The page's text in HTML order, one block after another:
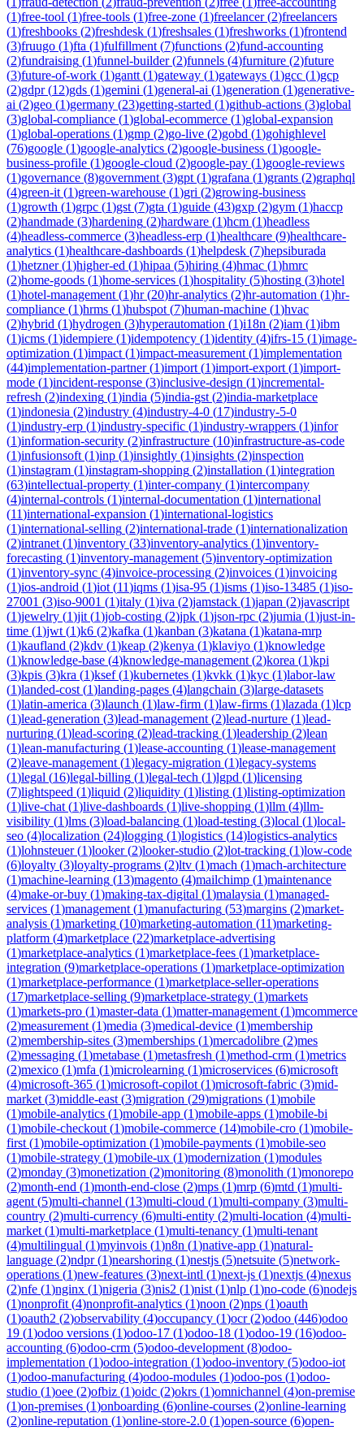
(1)free-tool (1)free-tools (1)free-zone (1)freelancer(2)freelancers
(1)freshbooks (2)freshdesk (1)freshsales (1)freshworks (1)frontend
(3)fruugo (1)fta (1)fulfillment (7)functions (2)fund-accounting
(2)fundraising (1)funnel-builder(2)funnels (4)furniture (2)future
(3)future-of-work (1)gantt (1)gateway (1)gateways (1)gcc (1)gcp
(2)gdpr(12)gds (1)gemini (1)general-ai (1)generation (1)generative-
ai (2)geo (1)germany (23)getting-started (1)github-actions (3)global
(3)global-compliance (1)global-ecommerce (1)global-expansion
(1)global-operations (1)gmp (2)go-live (2)gobd (1)gohighlevel
(76)google (1)google-analytics (2)google-business (1)google-
business-profile (1)google-cloud (2)google-pay (1)google-reviews
(1)governance (8)government (3)gpt (1)grafana (1)grants (2)graphql
(4)green-it (1)green-warehouse (1)gri (2)growing-business
(1)growth (1)grpc (1)gst (7)gta (1)guide (43)gxp (2)gym (1)haccp
(2)handmade (3)hardening (2)hardware (1)hcm (1)headless
(4)headless-commerce (3)headless-erp (1)healthcare (9)healthcare-
analytics (1)healthcare-dashboards (1)helpdesk (7)hepsiburada
(1)hetzner(1)higher-ed (1)hipaa (5)hiring (4)hmac (1)hmrc
(2)home-goods (1)home-services (1)hospitality (5)hosting (3)hotel
(1)hotel-management (1)hr(20)hr-analytics (2)hr-automation (1)hr-
compliance (1)hrms (1)hubspot (7)human-machine (1)hvac
(2)hybrid (1)hydrogen (3)hyperautomation (1)i18n (2)iam (1)ibm
(1)icms (1)idempiere (1)idempotency (1)identity (4)ifrs-15 (1)image-
optimization (1)impact (1)impact-measurement (1)implementation
(44)implementation-partner(1)import (1)import-export (1)import-
mode (1)incident-response (3)inclusive-design (1)incremental-
refresh (2)indexing (1)india (5)india-gst (2)india-marketplace
(1)indonesia (2)industry (4)industry-4-0 (17)industry-5-0
(1)industry-erp (1)industry-specific (1)industry-wrappers (1)infor
(1)information-security (2)infrastructure (10)infrastructure-as-code
(1)infusionsoft (1)inp (1)insightly (1)insights (2)inspection
(1)instagram (1)instagram-shopping (2)installation (1)integration
(63)intellectual-property (1)inter-company (1)intercompany
(4)internal-controls (1)internal-documentation (1)international
(11)international-expansion (1)international-logistics
(1)international-selling (2)international-trade (1)internationalization
(2)intranet (1)inventory (33)inventory-analytics (1)inventory-
forecasting (1)inventory-management (5)inventory-optimization
(1)inventory-sync (4)invoice-processing (2)invoices (1)invoicing
(1)ios-android (1)iot (11)iqms (1)isa-95 (1)isms (1)iso-13485 (1)iso-
27001 (3)iso-9001 (1)italy (1)iva (2)jamstack (1)japan (2)javascript
(1)jewelry (1)jit (1)job-costing (2)jpk (1)json-rpc (2)jumia (1)just-in-
time (1)jwt (1)k6 (2)kafka (1)kanban (3)katana (1)katana-mrp
(1)kaufland (2)kdv (1)keap (2)kenya (1)klaviyo (1)knowledge
(1)knowledge-base (4)knowledge-management (2)korea (1)kpi
(3)kpis (3)kra (1)ksef(1)kubernetes (1)kvkk (1)kyc (1)labor-law
(1)landed-cost (1)landing-pages (4)langchain (3)large-datasets
(1)latin-america (3)launch (1)law-firm (1)law-firms (1)lazada (1)lcp
(1)lead-generation (3)lead-management (2)lead-nurture (1)lead-
nurturing (1)lead-scoring (2)lead-tracking (1)leadership (2)lean
(1)lean-manufacturing (1)lease-accounting (1)lease-management
(2)leave-management (1)legacy-migration (1)legacy-systems
(1)legal (16)legal-billing (1)legal-tech (1)lgpd (1)licensing
(7)lightspeed (1)liquid (2)liquidity (1)listing (1)listing-optimization
(1)live-chat (1)live-dashboards (1)live-shopping (1)llm (4)llm-
visibility (1)lms (3)load-balancing (1)load-testing (3)local (1)local-
seo (4)localization (24)logging (1)logistics (14)logistics-analytics
(1)lohnsteuer(1)looker(2)looker-studio (2)lot-tracking (1)low-code
(6)loyalty (3)loyalty-programs (2)ltv (1)mach (1)mach-architecture
(1)machine-learning (13)magento (4)mailchimp (1)maintenance
(4)make-or-buy (1)making-tax-digital (1)malaysia (1)managed-
services (1)management (1)manufacturing (53)margins (2)market-
analysis (1)marketing (10)marketing-automation (11)marketing-
platform (4)marketplace (22)marketplace-advertising
(1)marketplace-analytics (1)marketplace-fees (1)marketplace-
integration (9)marketplace-operations (1)marketplace-optimization
(1)marketplace-performance (1)marketplace-seller-operations
(17)marketplace-selling (9)marketplace-strategy (1)markets
(1)markets-pro (1)master-data (1)matter-management (1)mcommerce
(2)measurement (1)media (3)medical-device (1)membership
(2)membership-sites (3)memberships (1)mercadolibre (2)mes
(2)messaging (1)metabase (1)metasfresh (1)method-crm (1)metrics
(2)mexico (1)mfa (1)microlearning (1)microservices (6)microsoft
(4)microsoft-365 (1)microsoft-copilot (1)microsoft-fabric (3)mid-
market (3)middle-east (3)migration (29)migrations (1)mobile
(1)mobile-analytics (1)mobile-app (1)mobile-apps (1)mobile-bi
(1)mobile-checkout (1)mobile-commerce (14)mobile-cro (1)mobile-
first (1)mobile-optimization (1)mobile-payments (1)mobile-seo
(1)mobile-strategy (1)mobile-ux (1)modernization (1)modules
(2)monday (3)monetization (2)monitoring (8)monolith (1)monorepo
(2)month-end (1)month-end-close (2)mps (1)mrp (6)mtd (1)multi-
agent (5)multi-channel (13)multi-cloud (1)multi-company (3)multi-
country (2)multi-currency (6)multi-entity (2)multi-location (4)multi-
market (1)multi-marketplace (1)multi-tenancy (1)multi-tenant
(4)multilingual (1)myinvois (1)n8n (1)native-app (1)natural-
language (2)ndpr(1)nearshoring (1)nestjs (5)netsuite (5)network-
operations (1)new-features (3)next-intl (1)next-js (1)nextjs (4)nexus
(2)nfe (1)nginx (1)nigeria (3)nis2 (1)nist (1)nlp (1)no-code (6)nodejs
(1)nonprofit (4)nonprofit-analytics (1)noon (2)nps (1)oauth
(1)oauth2 (2)observability (4)occupancy (1)ocr(2)odoo (446)odoo
19 (1)odoo versions (1)odoo-17 (1)odoo-18 (1)odoo-19 (16)odoo-
accounting (6)odoo-crm (5)odoo-development (8)odoo-
implementation (1)odoo-integration (1)odoo-inventory (5)odoo-iot
(1)odoo-manufacturing (4)odoo-modules (1)odoo-pos (1)odoo-
studio (1)oee (2)ofbiz (1)oidc (2)okrs (1)omnichannel (4)on-premise
(1)on-premises (1)onboarding (6)online-courses (2)online-learning
(2)online-reputation (1)online-store-2.0 (1)open-source (6)open-